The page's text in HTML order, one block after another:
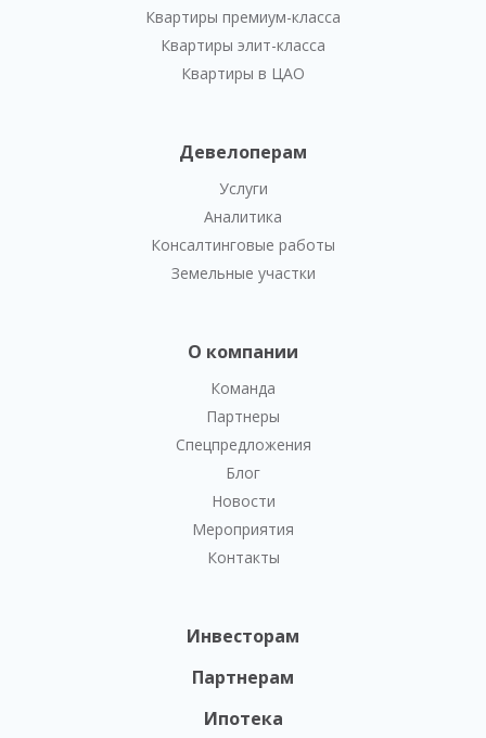
Квартиры премиум-класса
Квартиры элит-класса
Квартиры в ЦАО
Девелоперам
Услуги
Аналитика
Консалтинговые работы
Земельные участки
О компании
Команда
Партнеры
Спецпредложения
Блог
Новости
Мероприятия
Контакты
Инвесторам
Партнерам
Ипотека